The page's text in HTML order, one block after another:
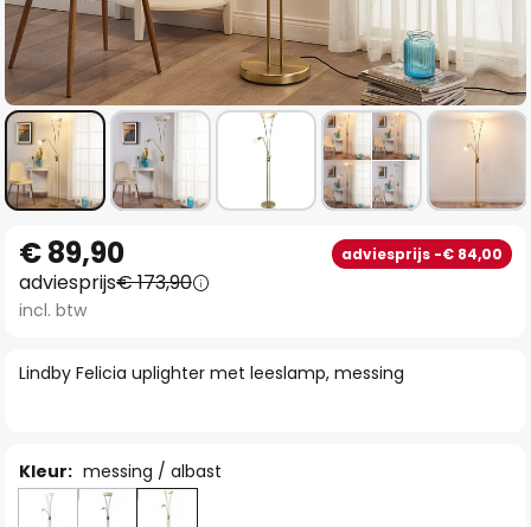
naar
het
begin
de
Lindby Felicia uplighter met leeslamp, messing
€ 89,90 adviesprijs -€ 84,00
adviesprijs€ 173,90
incl. btw
Kleur: messing / albast